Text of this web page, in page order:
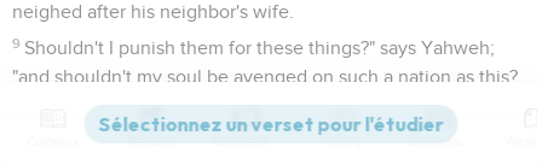
neighed after his neighbor's wife.
9 Shouldn't I punish them for these things?" says Yahweh;
"and shouldn't my soul be avenged on such a nation as this?
"Go up on her walls, and destroy; but don't make a full end.
Take away her branches; for they are not Yahweh's.
Versions Commentaires Strong